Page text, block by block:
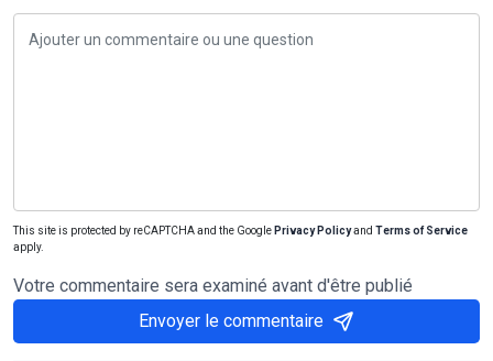
This site is protected by reCAPTCHA and the Google Privacy Policyand Terms of Service
apply.
Votre commentaire sera examiné avant d'être publié
Envoyer le commentaire